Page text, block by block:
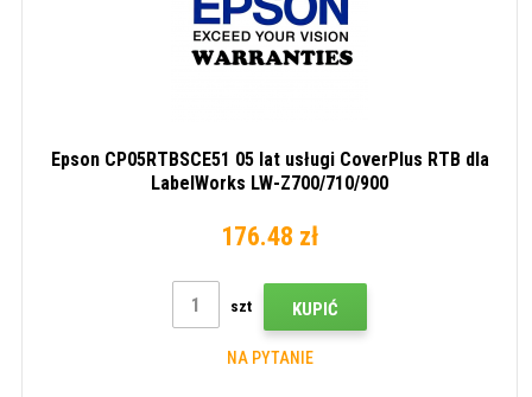
Epson CP05RTBSCE51 05 lat usługi CoverPlus RTB dla
LabelWorks LW-Z700/710/900
176.48 zł
szt KUPIĆ
NA PYTANIE